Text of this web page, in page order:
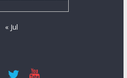
« Jul